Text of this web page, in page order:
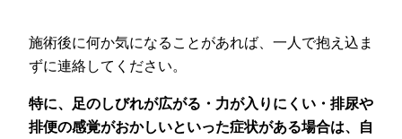
施術後に何か気になることがあれば、一人で抱え込ま
ずに連絡してください。
特に、足のしびれが広がる・力が入りにくい・排尿や
排便の感覚がおかしいといった症状がある場合は、自